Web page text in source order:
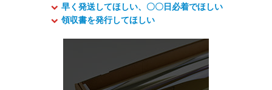
早く発送してほしい、〇〇日必着でほしい
領収書を発行してほしい